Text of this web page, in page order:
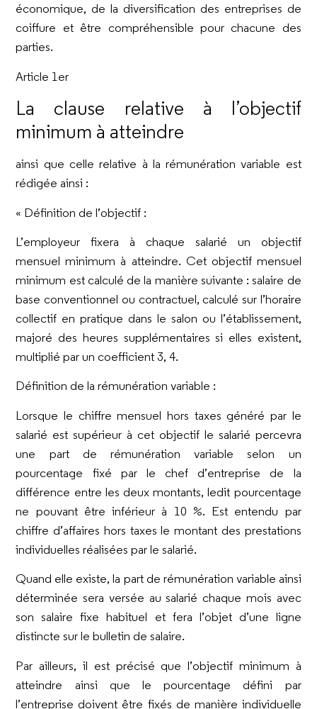
économique, de la diversification des entreprises de
coiffure et être compréhensible pour chacune des
parties.
Article 1er
La clause relative à l’objectif
minimum à atteindre
ainsi que celle relative à la rémunération variable est
rédigée ainsi :
« Définition de l’objectif :
L’employeur fixera à chaque salarié un objectif
mensuel minimum à atteindre. Cet objectif mensuel
minimum est calculé de la manière suivante : salaire de
base conventionnel ou contractuel, calculé sur l’horaire
collectif en pratique dans le salon ou l’établissement,
majoré des heures supplémentaires si elles existent,
multiplié par un coefficient 3, 4.
Définition de la rémunération variable :
Lorsque le chiffre mensuel hors taxes généré par le
salarié est supérieur à cet objectif le salarié percevra
une part de rémunération variable selon un
pourcentage fixé par le chef d’entreprise de la
différence entre les deux montants, ledit pourcentage
ne pouvant être inférieur à 10 %. Est entendu par
chiffre d’affaires hors taxes le montant des prestations
individuelles réalisées par le salarié.
Quand elle existe, la part de rémunération variable ainsi
déterminée sera versée au salarié chaque mois avec
son salaire fixe habituel et fera l’objet d’une ligne
distincte sur le bulletin de salaire.
Par ailleurs, il est précisé que l’objectif minimum à
atteindre ainsi que le pourcentage défini par
l’entreprise doivent être fixés de manière individuelle